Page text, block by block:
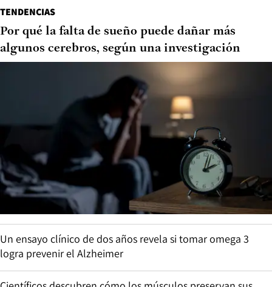
TENDENCIAS
Por qué la falta de sueño puede dañar más
algunos cerebros, según una investigación
Un ensayo clínico de dos años revela si tomar omega 3
logra prevenir el Alzheimer